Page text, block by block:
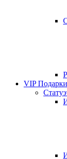
VIP Подарки